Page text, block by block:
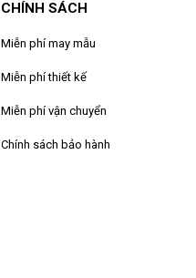
CHÍNH SÁCH
Miễn phí may mẫu
Miễn phí thiết kế
Miễn phí vận chuyển
Chính sách bảo hành